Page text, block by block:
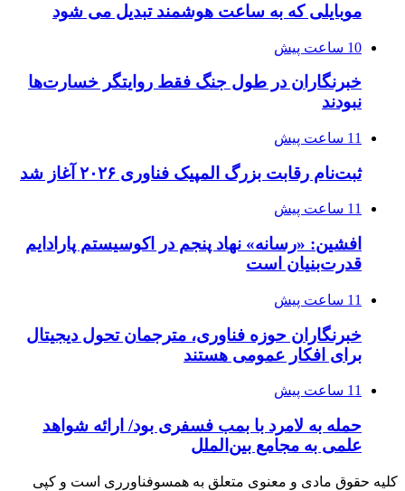
موبایلی که به ساعت هوشمند تبدیل می شود
10 ساعت پیش
خبرنگاران در طول جنگ فقط روایتگر خسارت‌ها
نبودند
11 ساعت پیش
ثبت‌نام رقابت بزرگ المپیک فناوری ۲۰۲۶ آغاز شد
11 ساعت پیش
افشین: «رسانه» نهاد پنجم در اکوسیستم پارادایم
قدرت‌بنیان است
11 ساعت پیش
خبرنگاران حوزه فناوری، مترجمان تحول دیجیتال
برای افکار عمومی هستند
11 ساعت پیش
حمله به لامرد با بمب فسفری بود/ ارائه شواهد
علمی به مجامع بین‌الملل
کلیه حقوق مادی و معنوی متعلق به همسوفناورری است و کپی